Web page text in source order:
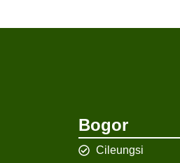
Bogor
Cileungsi